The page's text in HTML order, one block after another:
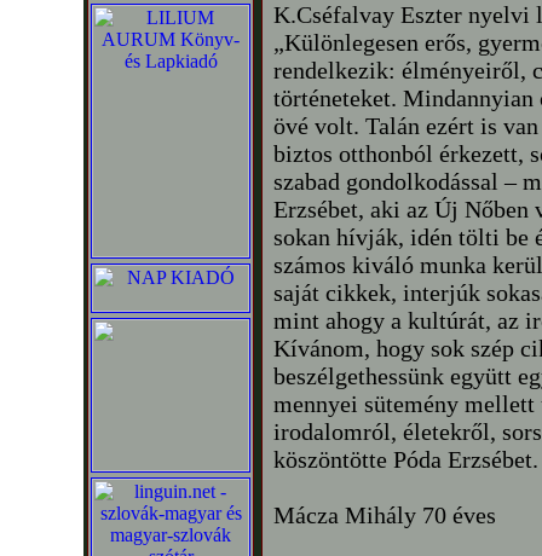
K.Cséfalvay Eszter nyelvi
„Különlegesen erős,
rendelkezik: élményeiről,
történeteket. Mindannyian
övé volt. Talán ezért is
biztos otthonból érkezett,
szabad gondolkodással –
Erzsébet, aki az Új Nőben
sokan hívják, idén tölti be
számos kiváló munka
saját cikkek, interjúk
mint ahogy a kultúrát, az
Kívánom, hogy sok szép
beszélgethessünk együtt
mennyei sütemény
irodalomról, életekről,
köszöntötte Póda Erzsébet.
Mácza Mihály 70 éves